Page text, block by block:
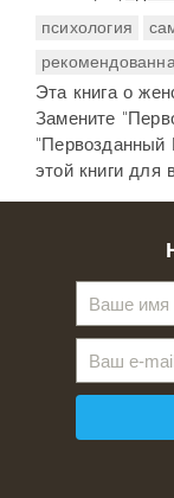
психология
Эта книга о
Замените
этой книги для